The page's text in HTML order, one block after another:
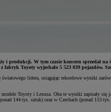
produkcji. W tym czasie koncern sprzedał
fabryk Toyoty wyjechało 5 523 039 pojazdów.
lidera, osiągając rekordowe wyniki
Toyoty i Lexusa. Oba te wyniki zapisały
144 tys. sztuk) oraz w Czechach (ponad 115